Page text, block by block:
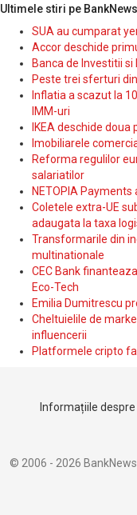
Ultimele stiri pe
SUA au cumparat
Accor deschide
Banca de Investitii
Peste trei sferturi
Inflatia a scazut la
IMM-uri
IKEA deschide
Imobiliarele
Reforma regulilor
salariatilor
NETOPIA
Coletele extra-UE
adaugata la taxa
Transformarile din
multinationale
CEC Bank
Eco-Tech
Emilia Dumitrescu
Cheltuielile de
influencerii
Platformele cripto
Informațiile
© 2006 - 2026